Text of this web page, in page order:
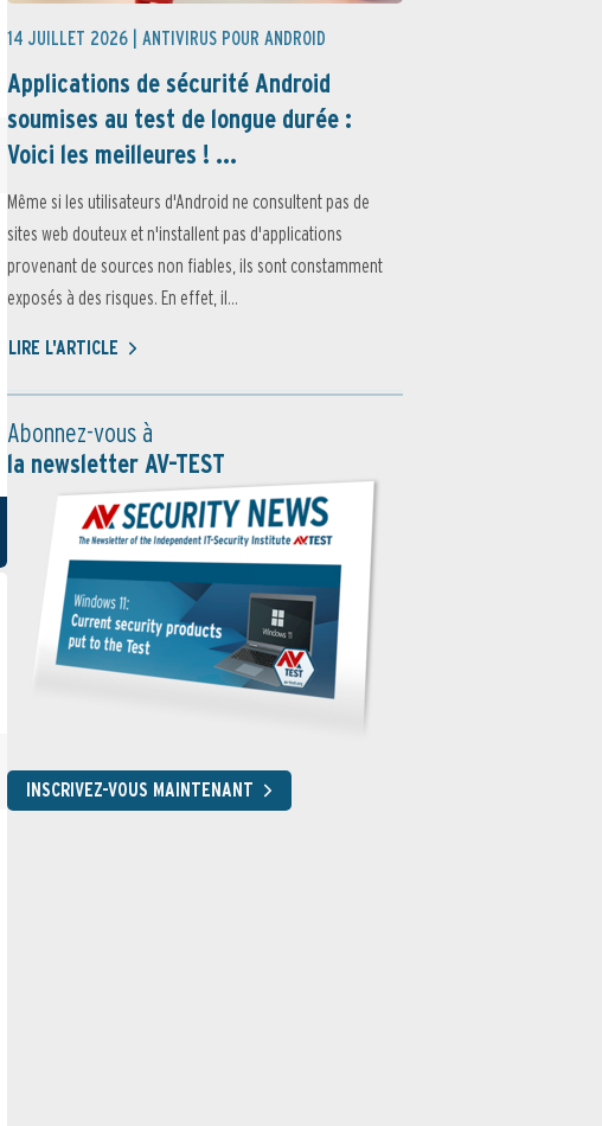
14 JUILLET 2026 | ANTIVIRUS POUR ANDROID
Applications de sécurité Android
soumises au test de longue durée :
Voici les meilleures ! ...
Même si les utilisateurs d'Android ne consultent pas de
sites web douteux et n'installent pas d'applications
provenant de sources non fiables, ils sont constamment
exposés à des risques. En effet, il...
LIRE L'ARTICLE
Abonnez-vous à
la newsletter AV-TEST
INSCRIVEZ-VOUS MAINTENANT